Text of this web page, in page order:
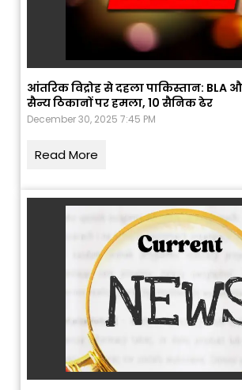
आंतरिक विद्रोह से दहला पाकिस्तान: BLA
सैन्य ठिकानों पर हमला, 10 सैनिक ढेर
December 30, 2025 7:45 PM
Read More